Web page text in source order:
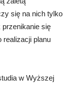
się na nich tylko
przenikanie się
realizacji planu
w Wyższej